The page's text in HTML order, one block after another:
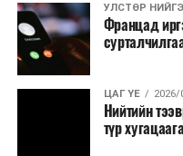
Санхүүгийн
арванхоёрдугаар
эрүүл мэндийн
хамрагдахгүй бөгөөд
эрт илрүүлэг,
өвчний эсрэг
УЛСТӨР
Францад
ЦАГ ҮЕ 2026/
Нийтийн
түр